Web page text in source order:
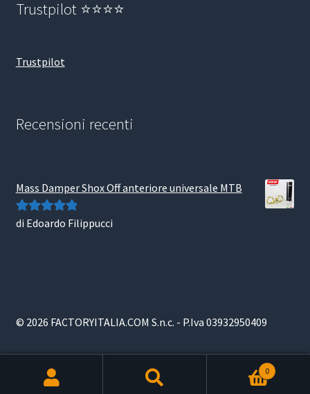
Trustpilot ⭐⭐⭐⭐
Trustpilot
Recensioni recenti
Mass Damper Shox Off anteriore universale MTB
Valutato5su
di Edoardo Filippucci
© 2026 FACTORYITALIA.COM S.n.c. - P.Iva 03932950409
Products
0